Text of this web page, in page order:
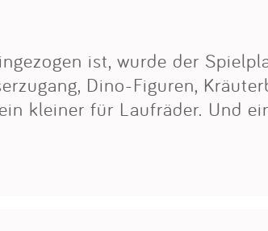
ist, wurde der
Dino-Figuren,
kleiner für Laufräder. Und